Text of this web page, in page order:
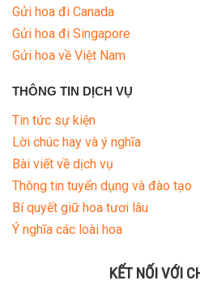
Gửi hoa đi Canada
Gửi hoa đi Singapore
Gửi hoa về Việt Nam
THÔNG TIN DỊCH VỤ
Tin tức sự kiện
Lời chúc hay và ý nghĩa
Bài viết về dịch vụ
Thông tin tuyển dụng và đào tạo
Bí quyết giữ hoa tươi lâu
Ý nghĩa các loài hoa
KẾT NỐI VỚI
VIỆT NAM
PHƯƠNG THỨC THANH
TUYẾN TẠI HÀ NỘI